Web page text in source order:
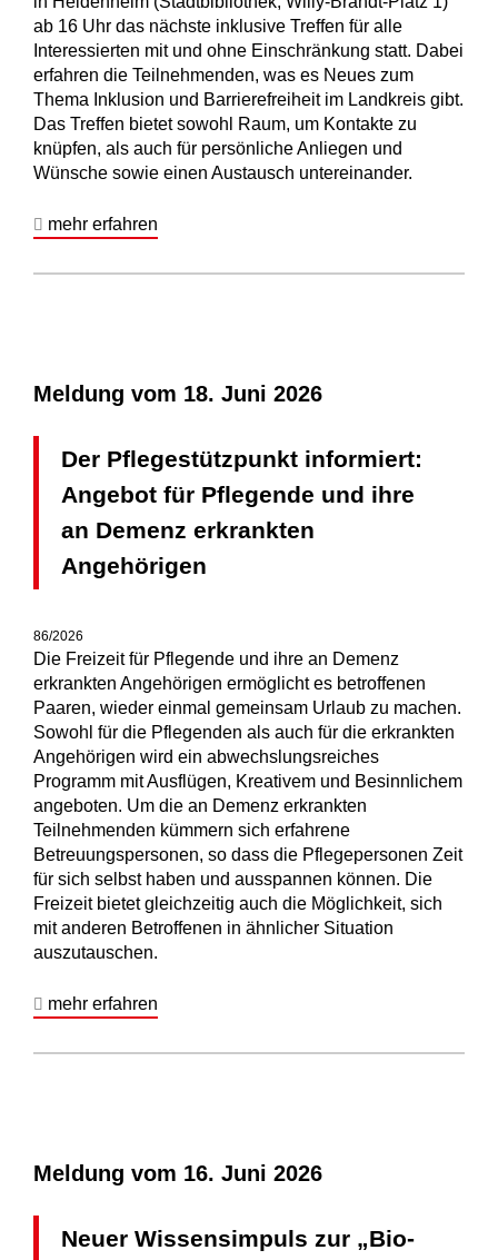
ab 16 Uhr das nächste inklusive Treffen für alle
Interessierten mit und ohne Einschränkung statt. Dabei
erfahren die Teilnehmenden, was es Neues zum
Thema Inklusion und Barrierefreiheit im Landkreis gibt.
Das Treffen bietet sowohl Raum, um Kontakte zu
knüpfen, als auch für persönliche Anliegen und
Wünsche sowie einen Austausch untereinander.
mehr erfahren
Meldung vom 18. Juni 2026
Der Pflegestützpunkt informiert:
Angebot für Pflegende und ihre
an Demenz erkrankten
Angehörigen
86/2026
Die Freizeit für Pflegende und ihre an Demenz
erkrankten Angehörigen ermöglicht es betroffenen
Paaren, wieder einmal gemeinsam Urlaub zu machen.
Sowohl für die Pflegenden als auch für die erkrankten
Angehörigen wird ein abwechslungsreiches
Programm mit Ausflügen, Kreativem und Besinnlichem
angeboten. Um die an Demenz erkrankten
Teilnehmenden kümmern sich erfahrene
Betreuungspersonen, so dass die Pflegepersonen Zeit
für sich selbst haben und ausspannen können. Die
Freizeit bietet gleichzeitig auch die Möglichkeit, sich
mit anderen Betroffenen in ähnlicher Situation
auszutauschen.
mehr erfahren
Meldung vom 16. Juni 2026
Neuer Wissensimpuls zur „Bio-